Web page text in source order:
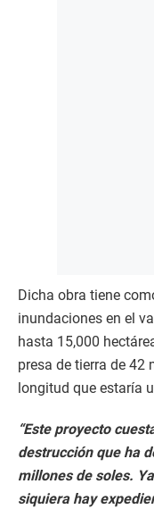
Dicha obra tiene
inundaciones en el
hasta 15,000
presa de tierra de 42
longitud que estaría
“Este proyecto
destrucción que ha
millones de soles.
siquiera hay